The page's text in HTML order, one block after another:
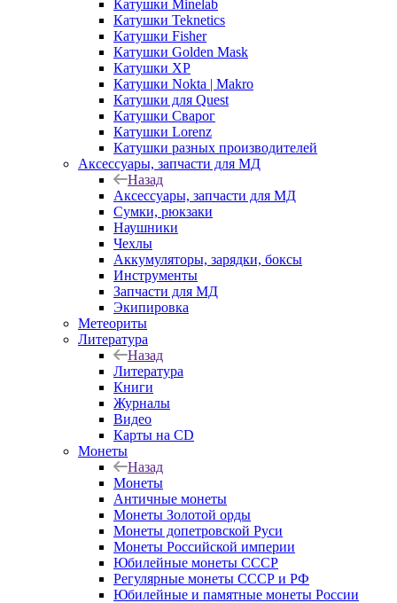
Катушки Minelab
Катушки Teknetics
Катушки Fisher
Катушки Golden Mask
Катушки XP
Катушки Nokta | Makro
Катушки для Quest
Катушки Сварог
Катушки Lorenz
Катушки разных производителей
Аксессуары, запчасти для МД
Назад
Аксессуары, запчасти для МД
Сумки, рюкзаки
Наушники
Чехлы
Аккумуляторы, зарядки, боксы
Инструменты
Запчасти для МД
Экипировка
Метеориты
Литература
Назад
Литература
Книги
Журналы
Видео
Карты на CD
Монеты
Назад
Монеты
Античные монеты
Монеты Золотой орды
Монеты допетровской Руси
Монеты Российской империи
Юбилейные монеты СССР
Регулярные монеты СССР и РФ
Юбилейные и памятные монеты России